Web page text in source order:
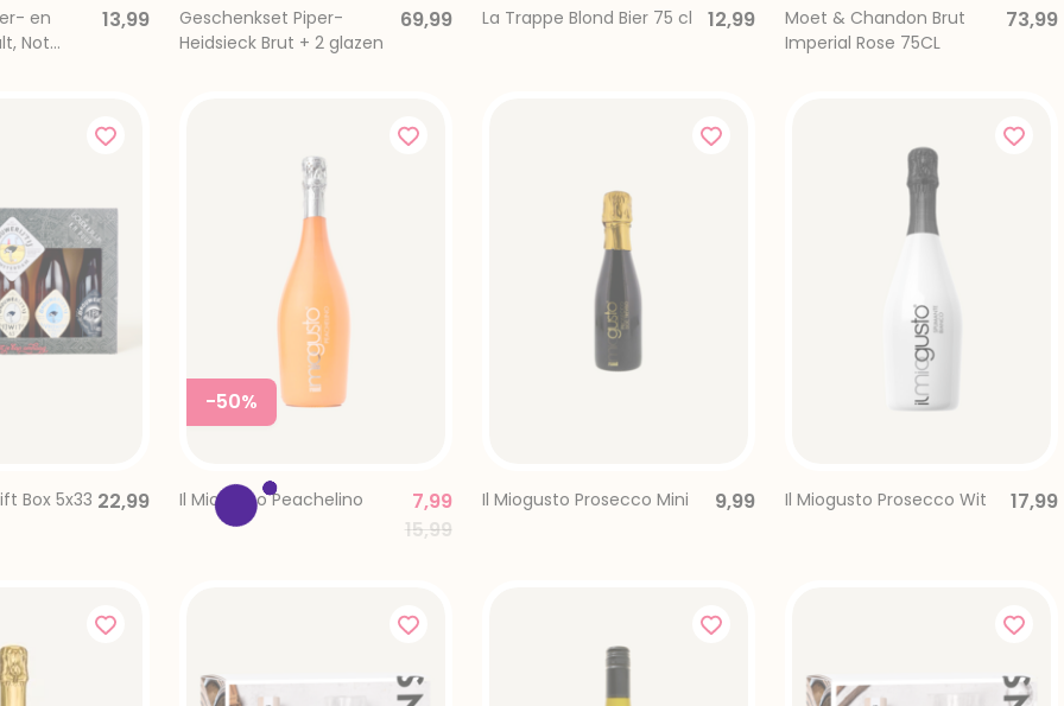
en
Not
13,99
Geschenkset Piper-
Heidsieck Brut + 2 glazen
69,99 La Trappe Blond Bier 75 cl 12,99
Moet & Chandon Brut
Imperial Rose 75CL
73,99
Box 5x33 22,99
-50%
Il Miogusto Peachelino
Price reduced from
15,99to
7,99 Il Miogusto Prosecco Mini 9,99 Il Miogusto Prosecco Wit 17,99